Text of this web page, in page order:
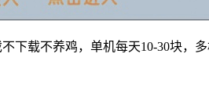
下载不养鸡，单机每天10-30块，